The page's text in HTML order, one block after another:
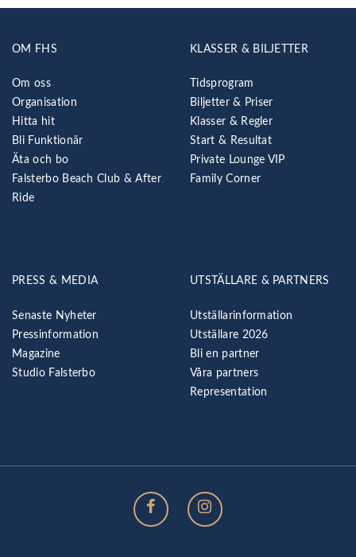
OM FHS
Om oss
Organisation
Hitta hit
Bli Funktionär
Äta och bo
Falsterbo Beach Club & After
Ride
KLASSER & BILJETTER
Tidsprogram
Biljetter & Priser
Klasser & Regler
Start & Resultat
Private Lounge VIP
Family Corner
PRESS & MEDIA
Senaste Nyheter
Pressinformation
Magazine
Studio Falsterbo
UTSTÄLLARE & PARTNERS
Utställarinformation
Utställare 2026
Bli en partner
Våra partners
Representation